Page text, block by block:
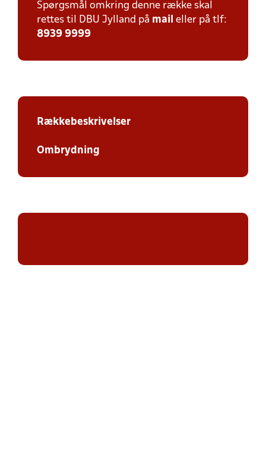
Spørgsmål omkring denne række skal
rettes til DBU Jylland på mail eller på tlf:
8939 9999
Rækkebeskrivelser
Ombrydning